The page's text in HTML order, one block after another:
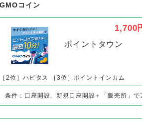
GMOコイン
1,700円
ポイントタウン